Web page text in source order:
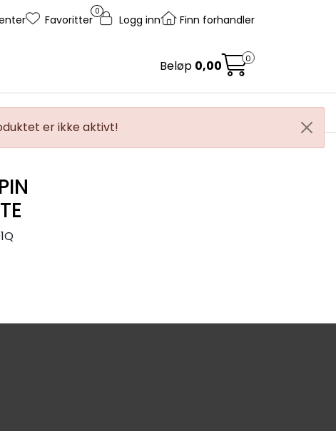
0
Favoritter Logg inn Finn forhandler
Beløp 0,00 0
og støtte Salgsorganisasjon
er ikke aktivt!